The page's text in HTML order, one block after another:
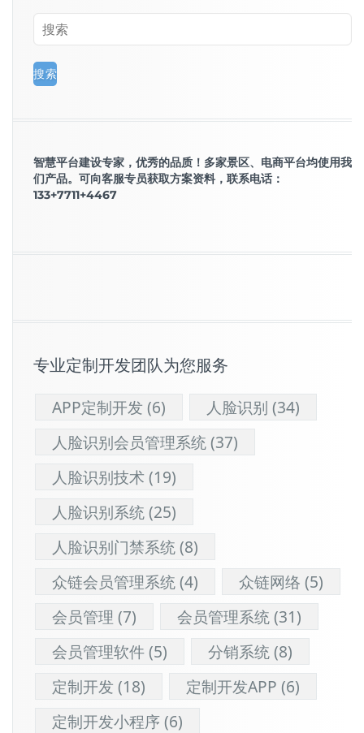
智慧平台建设专家，优秀的品质！多家景区、电商平台均使用我
们产品。可向客服专员获取方案资料，联系电话：
133+7711+4467
专业定制开发团队为您服务
APP定制开发 (6) 人脸识别 (34)
人脸识别会员管理系统(37)
人脸识别技术(19)
人脸识别系统(25)
人脸识别门禁系统(8)
众链会员管理系统(4) 众链网络 (5)
会员管理 (7) 会员管理系统(31)
会员管理软件(5) 分销系统(8)
定制开发 (18) 定制开发APP (6)
定制开发小程序(6)